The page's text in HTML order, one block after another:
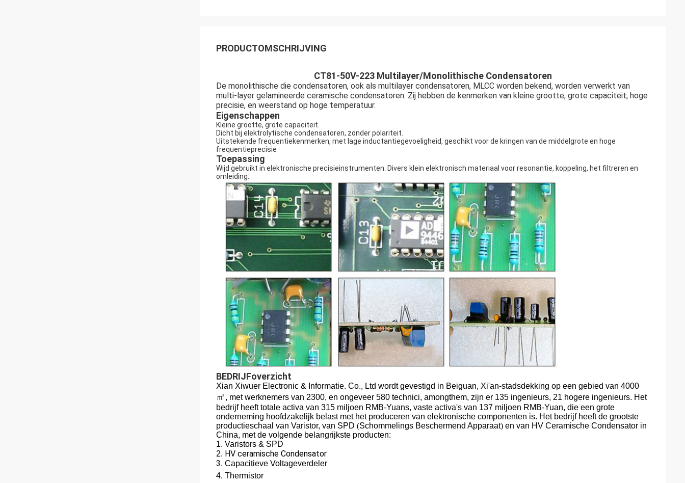
PRODUCTOMSCHRIJVING
CT81-50V-223 Multilayer/Monolithische Condensatoren
De monolithische die condensatoren, ook als multilayer condensatoren, MLCC worden bekend, worden verwerkt van
multi-layer gelamineerde ceramische condensatoren. Zij hebben de kenmerken van kleine grootte, grote capaciteit, hoge
precisie, en weerstand op hoge temperatuur.
Eigenschappen
Kleine grootte, grote capaciteit.
Dicht bij elektrolytische condensatoren, zonder polariteit.
Uitstekende frequentiekenmerken, met lage inductantiegevoeligheid, geschikt voor de kringen van de middelgrote en hoge
frequentieprecisie
Toepassing
Wijd gebruikt in elektronische precisieinstrumenten. Divers klein elektronisch materiaal voor resonantie, koppeling, het filtreren en
omleiding.
BEDRIJFoverzicht
Xian Xiwuer Electronic & Informatie. Co., Ltd wordt gevestigd in Beiguan, Xi'an-stadsdekking op een gebied van 4000
㎡ , met werknemers van 2300, en ongeveer 580 technici, amongthem, zijn er 135 ingenieurs, 21 hogere ingenieurs. Het
bedrijf heeft totale activa van 315 miljoen RMB-Yuans, vaste activa's van 137 miljoen RMB-Yuan, die een grote
onderneming hoofdzakelijk belast met het produceren van elektronische componenten is. Het bedrijf heeft de grootste
productieschaal van Varistor, van SPD (Schommelings Beschermend Apparaat) en van HV Ceramische Condensator in
China, met de volgende belangrijkste producten:
1. Varistors & SPD
2. HV ceramische Condensator
3. Capacitieve Voltageverdeler
4. Thermistor